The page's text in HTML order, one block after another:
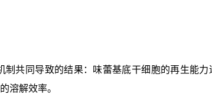
共同导致的结果：味蕾基底干细胞的再生能力
溶解效率。